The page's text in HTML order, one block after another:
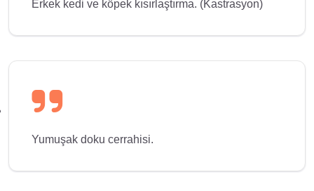
Erkek kedi ve köpek kısırlaştırma. (Kastrasyon)
Yumuşak doku cerrahisi.